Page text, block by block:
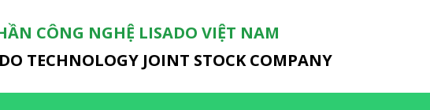
CÔNG NGHỆ LISADO VIỆT NAM
TECHNOLOGY JOINT STOCK COMPANY